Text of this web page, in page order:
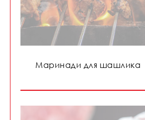
Маринади для шашлика